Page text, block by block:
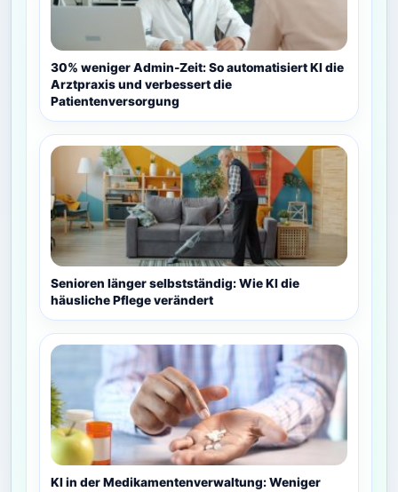
30% weniger Admin-Zeit: So automatisiert KI die
Arztpraxis und verbessert die
Patientenversorgung
Senioren länger selbstständig: Wie KI die
häusliche Pflege verändert
KI in der Medikamentenverwaltung: Weniger